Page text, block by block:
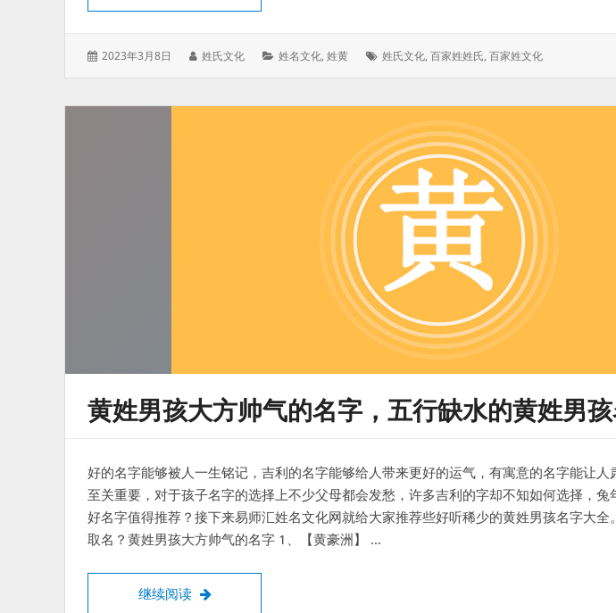
发
2023年3月8日
作
姓氏文化
分
姓名文化,姓黄
标
姓氏文化,百家姓姓氏,百家姓文化
黄姓男孩大方帅气的名字，五行缺水的黄姓男
好的名字能够被人一生铭记，吉利的名字能够给人带来更好的运气，有寓意的名字能让
至关重要，对于孩子名字的选择上不少父母都会发愁，许多吉利的字却不知如何选择，
好名字值得推荐？接下来易师汇姓名文化网就给大家推荐些好听稀少的黄姓男孩名字大
取名？黄姓男孩大方帅气的名字 1、【黄豪洲】 …
继续阅读 黄姓男孩大方帅气的名字，五行缺水的黄姓男孩名字大全